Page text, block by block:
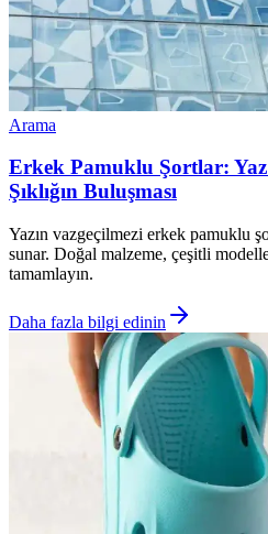
Arama
Erkek Pamuklu Şortlar:
Şıklığın Buluşması
Yazın vazgeçilmezi erkek pamuklu
sunar. Doğal malzeme, çeşitli
tamamlayın.
Daha fazla bilgi edinin